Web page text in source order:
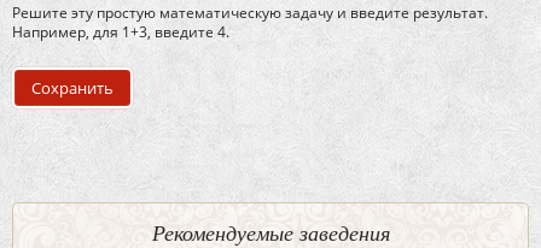
Решите эту простую математическую задачу и введите результат.
Например, для 1+3, введите 4.
Рекомендуемые заведения